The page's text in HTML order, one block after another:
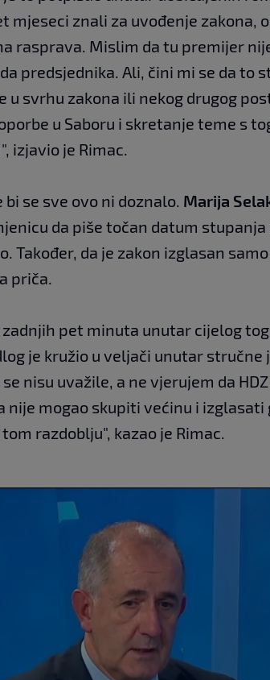
mjeseci znali za uvođenje zakona,
rasprava. Mislim da tu premijer
predsjednika. Ali, čini mi se da to
u svrhu zakona ili nekog drugog
u Saboru i skretanje teme s
izjavio je Rimac.
bi se sve ovo ni doznalo. Marija
da piše točan datum stupanja
Također, da je zakon izglasan
priča.
pet minuta unutar cijelog
je kružio u veljači unutar stručne
nisu uvažile, a ne vjerujem da
nije mogao skupiti većinu i izglasati
razdoblju", kazao je Rimac.